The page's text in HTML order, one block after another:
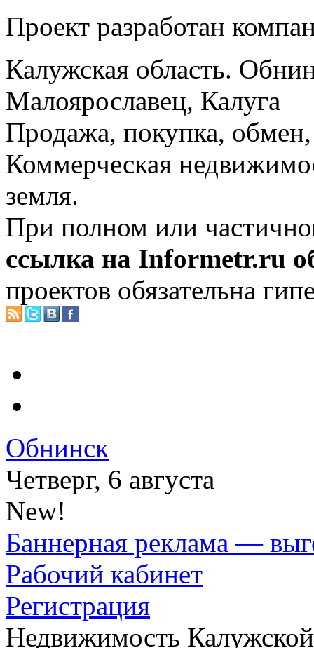
Проект разработан
Калужская область.
Малоярославец, Калуга
Продажа, покупка, обмен,
Коммерческая
земля.
При полном или
ссылка на Informetr.ru
проектов обязательна
Обнинск
Четверг, 6 августа
New!
Баннерная реклама —
Рабочий кабинет
Регистрация
Недвижимость